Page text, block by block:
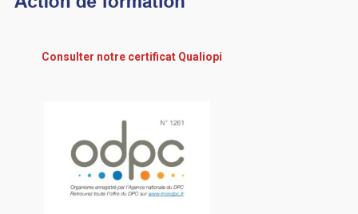
Consulter notre certificat Qualiopi